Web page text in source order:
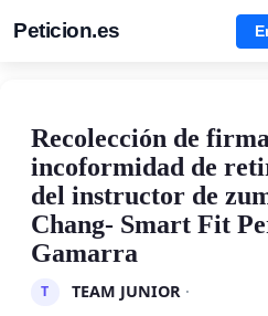
Peticion.es
Recolección de
incoformidad de
del instructor de
Chang- Smart Fit
Gamarra
T TEAM JUNIOR ·